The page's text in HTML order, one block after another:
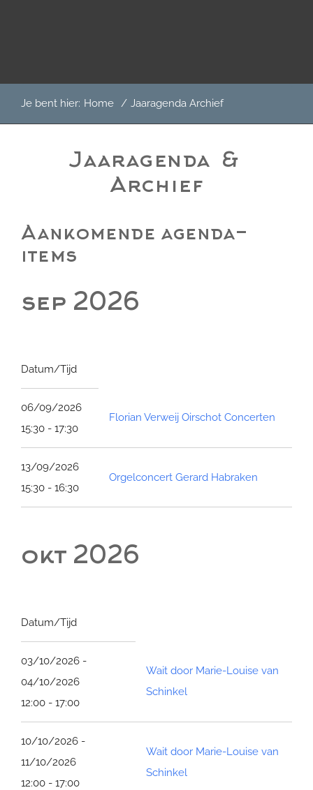
inhoud
Header
Je bent hier: Home / Jaaragenda Archief
Jaaragenda &
Archief
Aankomende agenda-
items
sep 2026
Datum/Tijd
06/09/2026
15:30 - 17:30
Florian Verweij Oirschot Concerten
13/09/2026
15:30 - 16:30
Orgelconcert Gerard Habraken
okt 2026
Datum/Tijd
03/10/2026 -
04/10/2026
12:00 - 17:00
Wait door Marie-Louise van
Schinkel
10/10/2026 -
11/10/2026
12:00 - 17:00
Wait door Marie-Louise van
Schinkel